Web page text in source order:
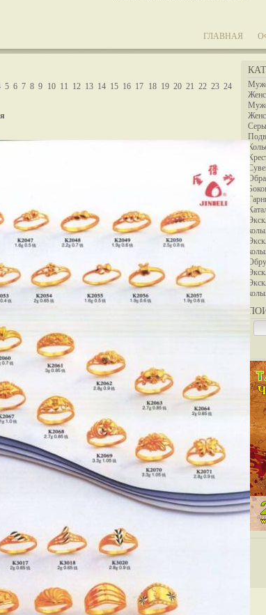
ГЛАВНАЯ
5 6 7 8 9 10 11 12 13 14 15 16 17 18 19 20 21 22 23 24